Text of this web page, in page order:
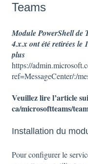
Teams
Module PowerShell de
4.x.x ont été retirées
plus
https://
ref=MessageCenter/:/
Veuillez lire l’article
ca/microsoftteams/
Installation du
Pour configurer le